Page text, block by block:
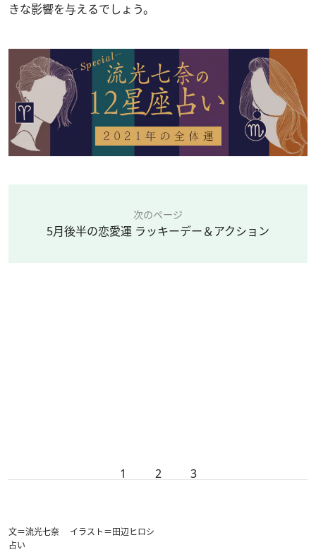
きな影響を与えるでしょう。
次のページ
5月後半の恋愛運 ラッキーデー＆アクション
1 2 3
文＝流光七奈 イラスト＝田辺ヒロシ
占い